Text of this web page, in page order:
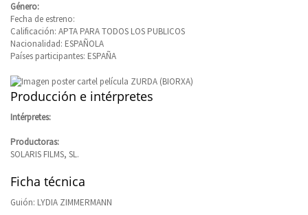
Género:
Fecha de estreno:
Calificación: APTA PARA TODOS LOS PUBLICOS
Nacionalidad: ESPAÑOLA
Países participantes: ESPAÑA
Producción e intérpretes
Intérpretes:
Productoras:
SOLARIS FILMS, SL.
Ficha técnica
Guión: LYDIA ZIMMERMANN